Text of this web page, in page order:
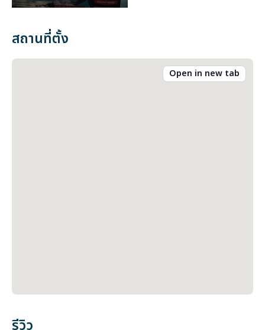
สถานที่ตั้ง
Open in new tab
รีวิว